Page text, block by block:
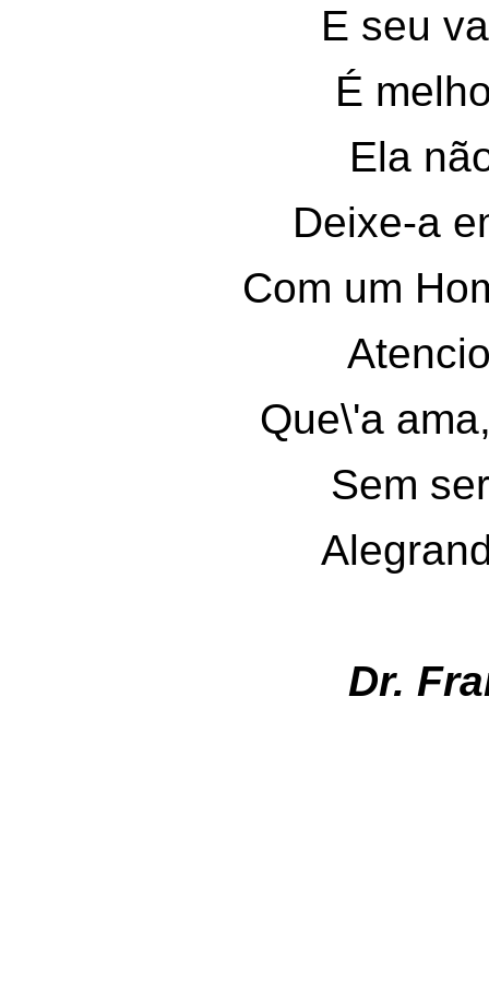
E seu
É
Ela
Deixe-a
Com um
Que\'a
Sem
Dr. Francisco